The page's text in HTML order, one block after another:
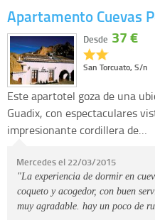
Apartamento Cuevas
San Torcuato, S/n
Desde 37 €
Este apartotel goza de una
Guadix, con espectaculares
impresionante cordillera de…
Mercedes el 22/03/2015
"La experiencia de dormir en
coqueto y acogedor, con buen
muy agradable. hay un poco de